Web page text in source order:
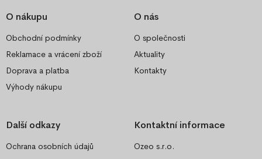
O nákupu
Obchodní podmínky
Reklamace a vrácení zboží
Doprava a platba
Výhody nákupu
O nás
O společnosti
Aktuality
Kontakty
Další odkazy
Ochrana osobních údajů
Kontaktní informace
Ozeo s.r.o.